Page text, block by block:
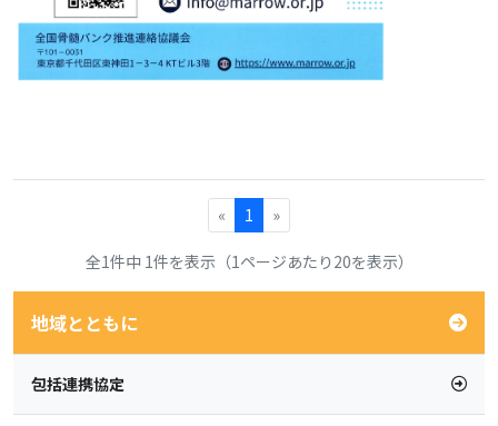
« 1 »
全1件中 1件を表示（1ページあたり20を表示）
地域とともに
包括連携協定